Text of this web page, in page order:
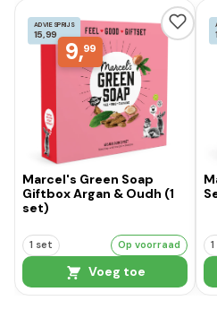
ADVIESPRIJS
15,99
9,99
Marcel's Green Soap
Giftbox Argan & Oudh (1
set)
1 set Op voorraad
Voeg toe